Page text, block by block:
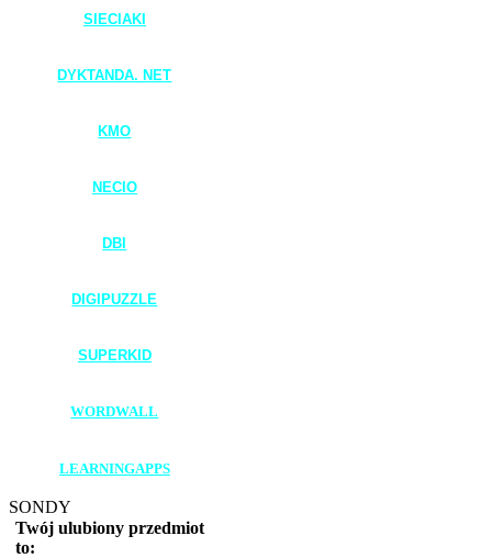
SIECIAKI
DYKTANDA. NET
KMO
NECIO
DBI
DIGIPUZZLE
SUPERKID
WORDWALL
LEARNINGAPPS
SONDY
Twój ulubiony przedmiot
to: